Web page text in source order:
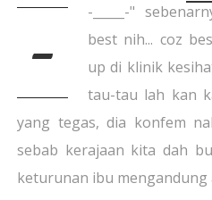
-
-_____-"
best nih... coz
up di klinik
tau-tau lah kan
yang tegas, dia konfem
sebab kerajaan kita dah
keturunan ibu mengandung